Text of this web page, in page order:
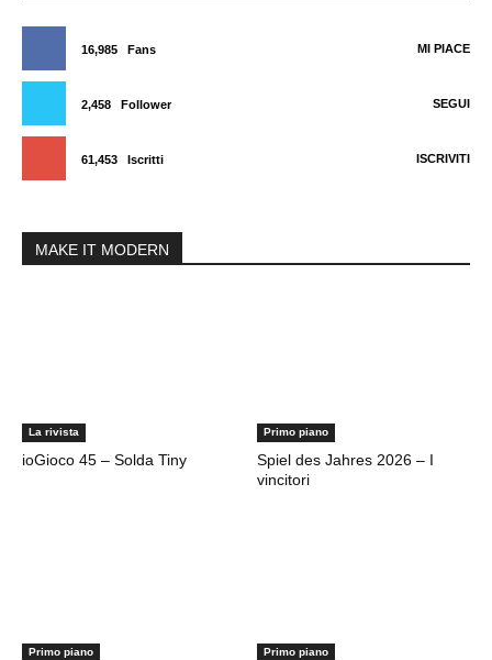
16,985 Fans MI PIACE
2,458 Follower SEGUI
61,453 Iscritti ISCRIVITI
MAKE IT MODERN
La rivista
ioGioco 45 – Solda Tiny
Primo piano
Spiel des Jahres 2026 – I
vincitori
Primo piano Primo piano